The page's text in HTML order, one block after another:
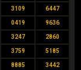
3109 6447
0419 9636
3247 2860
3759 5185
8885 3442